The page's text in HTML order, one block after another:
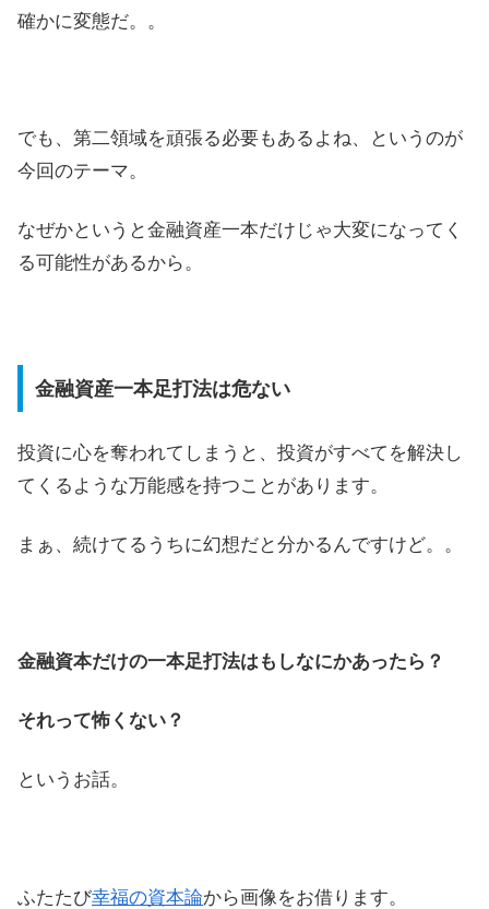
確かに変態だ。。
でも、第二領域を頑張る必要もあるよね、というのが
今回のテーマ。
なぜかというと金融資産一本だけじゃ大変になってく
る可能性があるから。
金融資産一本足打法は危ない
投資に心を奪われてしまうと、投資がすべてを解決し
てくるような万能感を持つことがあります。
まぁ、続けてるうちに幻想だと分かるんですけど。。
金融資本だけの一本足打法はもしなにかあったら？
それって怖くない？
というお話。
ふたたび幸福の資本論から画像をお借ります。